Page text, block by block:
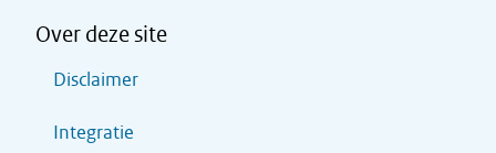
Over deze site
Disclaimer
Integratie